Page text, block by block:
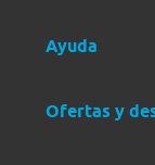
Ayuda
Ofertas y